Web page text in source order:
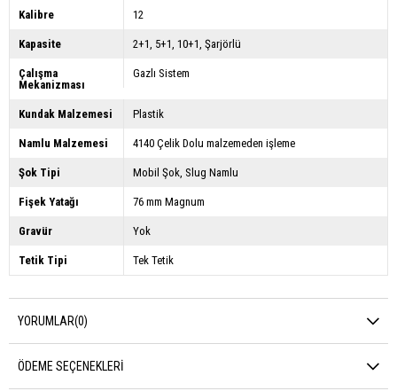
Kalibre 12
Kapasite 2+1 5+1 10+1 Şarjörlü
Çalışma
Mekanizması
Gazlı Sistem
Kundak Malzemesi Plastik
Namlu Malzemesi 4140 Çelik Dolu malzemeden işleme
Şok Tipi Mobil Şok Slug Namlu
Fişek Yatağı 76 mm Magnum
Gravür Yok
Tetik Tipi Tek Tetik
YORUMLAR(0)
ÖDEME SEÇENEKLERI